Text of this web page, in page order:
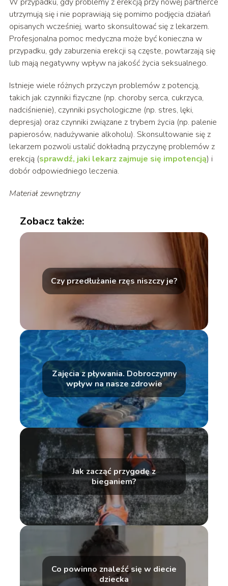
W przypadku, gdy problemy z erekcją przy nowej partnerce
utrzymują się i nie poprawiają się pomimo podjęcia działań
opisanych wcześniej, warto skonsultować się z lekarzem.
Profesjonalna pomoc medyczna może być konieczna w
przypadku, gdy zaburzenia erekcji są częste, powtarzają się
lub mają negatywny wpływ na jakość życia seksualnego.
Istnieje wiele różnych przyczyn problemów z potencją,
takich jak czynniki fizyczne (np. choroby serca, cukrzyca,
nadciśnienie), czynniki psychologiczne (np. stres, lęki,
depresja) oraz czynniki związane z trybem życia (np. palenie
papierosów, nadużywanie alkoholu). Skonsultowanie się z
lekarzem pozwoli ustalić dokładną przyczynę problemów z
erekcją (sprawdź, jaki lekarz zajmuje się impotencją) i
dobór odpowiedniego leczenia.
Materiał zewnętrzny
Zobacz także:
Czy przedłużanie rzęs niszczy je?
Zajęcia z pływania. Dobroczynny
wpływ na nasze zdrowie
Jak zacząć przygodę z
bieganiem?
Co powinno znaleźć się w diecie
dziecka